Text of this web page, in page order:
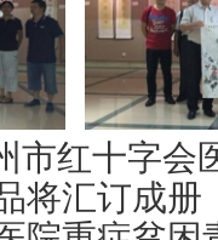
市红十字
将汇订成